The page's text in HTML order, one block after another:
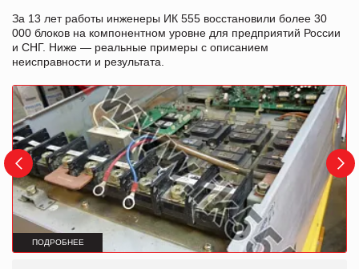
За 13 лет работы инженеры ИК 555 восстановили более 30
000 блоков на компонентном уровне для предприятий России
и СНГ. Ниже — реальные примеры с описанием
неисправности и результата.
ПОДРОБНЕЕ